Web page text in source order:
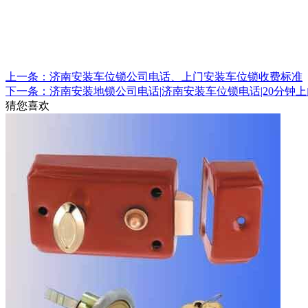
上一条：济南安装车位锁公司电话、上门安装车位锁收费标准
下一条：济南安装地锁公司电话|济南安装车位锁电话|20分钟
猜您喜欢